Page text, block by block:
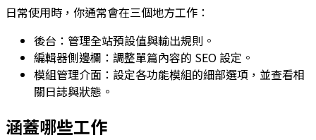
日常使用時，你通常會在三個地方工作：
後台：管理全站預設值與輸出規則。
編輯器側邊欄：調整單篇內容的 SEO 設定。
模組管理介面：設定各功能模組的細部選項，並查看相
關日誌與狀態。
涵蓋哪些工作